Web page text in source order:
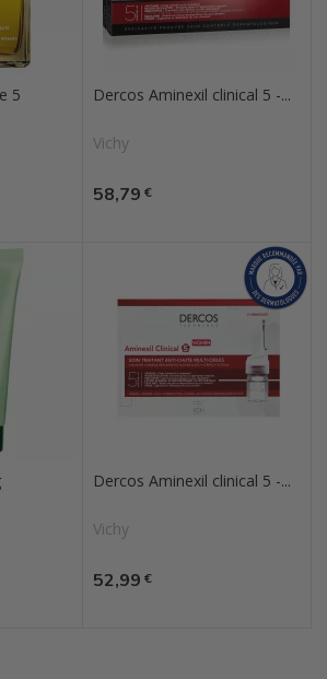
5
Dercos Aminexil clinical 5 -...
Vichy
Prix
58,79 €
Dercos Aminexil clinical 5 -...
Vichy
Prix
52,99 €